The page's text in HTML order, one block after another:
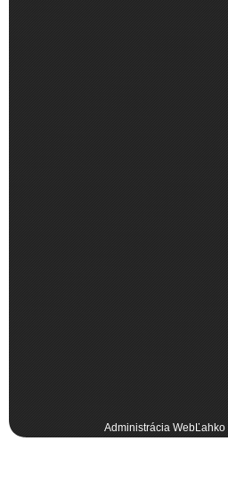
Administrácia WebĽahko|